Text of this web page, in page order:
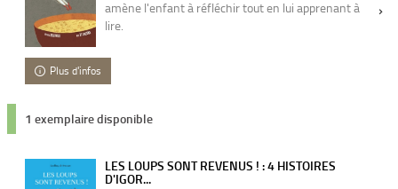
amène l'enfant à réfléchir tout en lui apprenant à
lire.
Plus d'infos
1 exemplaire disponible
LES LOUPS SONT REVENUS ! : 4 HISTOIRES
D'IGOR...